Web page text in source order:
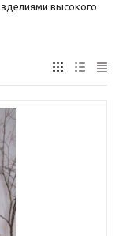
высокого